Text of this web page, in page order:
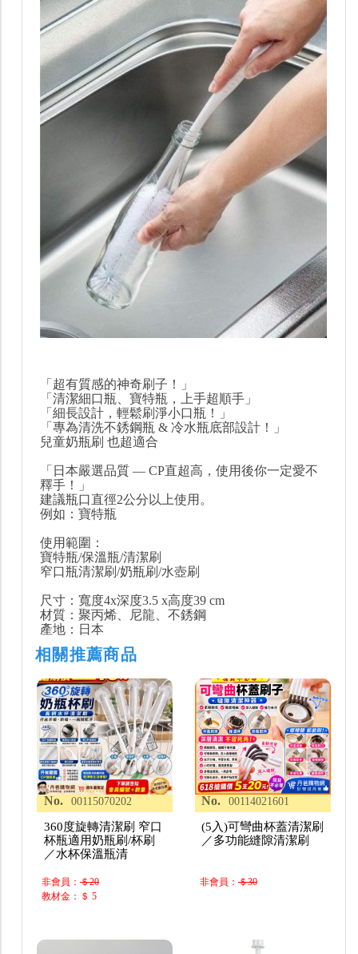
「超有質感的神奇刷子！」
「清潔細口瓶、寶特瓶，上手超順手」
「細長設計，輕鬆刷淨小口瓶！」
「專為清洗不銹鋼瓶 & 冷水瓶底部設計！」
兒童奶瓶刷 也超適合
「日本嚴選品質 — CP直超高，使用後你一定愛不
釋手！」
建議瓶口直徑2公分以上使用。
例如：寶特瓶
使用範圍：
寶特瓶/保溫瓶/清潔刷
窄口瓶清潔刷/奶瓶刷/水壺刷
尺寸：寬度4x深度3.5 x高度39 cm
材質：聚丙烯、尼龍、不銹鋼
產地：日本
相關推薦商品
No. 00115070202
360度旋轉清潔刷 窄口
杯瓶適用奶瓶刷/杯刷
／水杯保溫瓶清
非會員：＄20
教材金：＄ 5
No. 00114021601
(5入)可彎曲杯蓋清潔刷
／多功能縫隙清潔刷
非會員：＄30